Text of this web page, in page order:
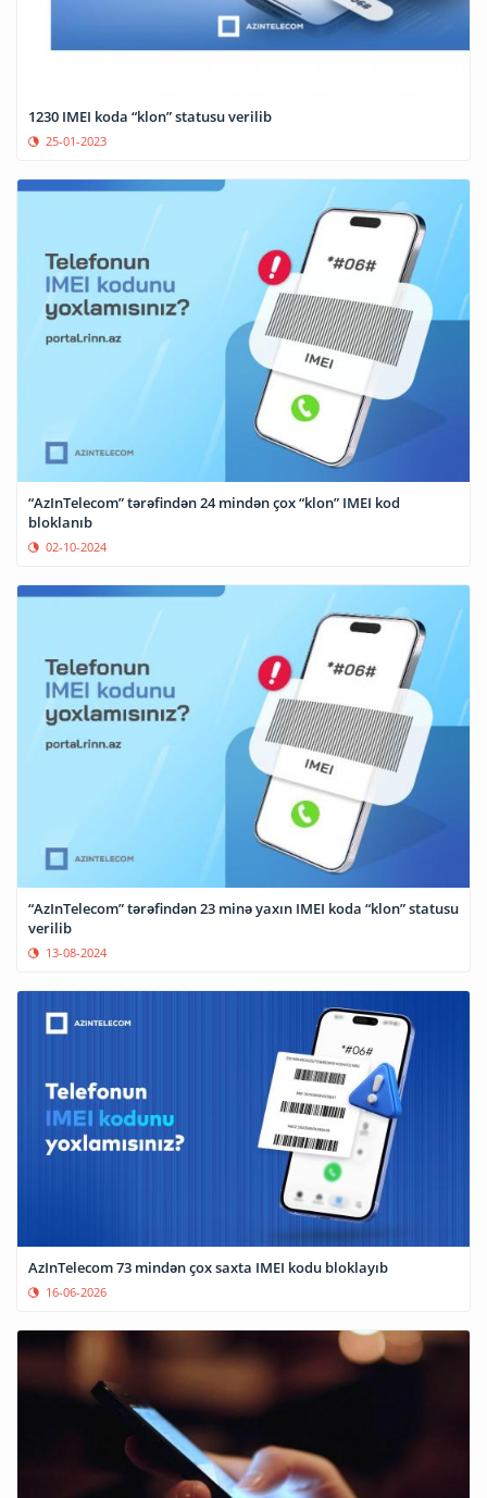
1230 IMEI koda “klon” statusu verilib
25-01-2023
“AzInTelecom” tərəfindən 24 mindən çox “klon” IMEI kod
bloklanıb
02-10-2024
“AzInTelecom” tərəfindən 23 minə yaxın IMEI koda “klon” statusu
verilib
13-08-2024
AzInTelecom 73 mindən çox saxta IMEI kodu bloklayıb
16-06-2026